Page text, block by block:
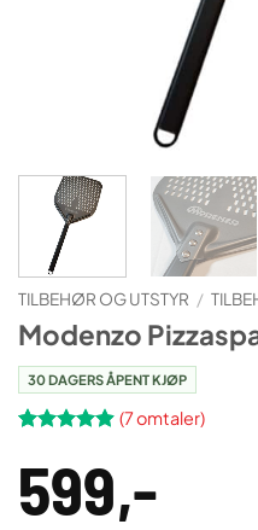
TILBEHØR OG UTSTYR /
Modenzo
30 DAGERS ÅPENT KJØP
4.86 av 5
basert på
kundevurderinger
(7omtaler)
599,-